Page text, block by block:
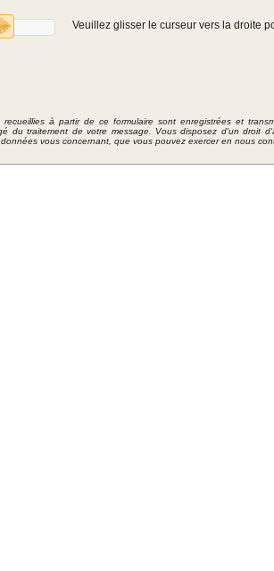
Veuillez glisser le curseur vers la droite
recueillies à partir de ce formulaire sont enregistrées et
du traitement de votre message. Vous disposez d'un droit
vous concernant, que vous pouvez exercer en nous